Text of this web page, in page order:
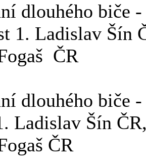
dlouhého biče
1. Ladislav Šín
ČR
dlouhého biče
Ladislav Šín
ČR